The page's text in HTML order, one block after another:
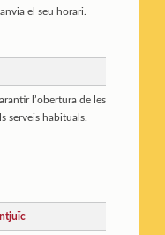
el seu horari.
l’obertura de les
serveis habituals.